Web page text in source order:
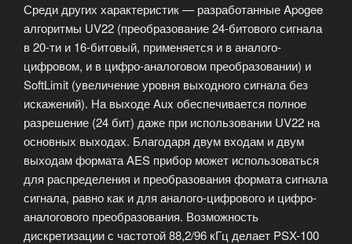
Среди других характеристик — разработанные Apogee
алгоритмы UV22 (преобразование 24-битового сигнала
в 20-ти и 16-битовый, применяется и в аналого-
цифровом, и в цифро-аналоговом преобразовании) и
SoftLimit (увеличение уровня выходного сигнала без
искажений). На выходе Aux обеспечивается полное
разрешение (24 бит) даже при использовании UV22 на
основных выходах. Благодаря двум входам и двум
выходам формата AES прибор может использоваться
для распределения и преобразования формата сигнала
сигнала, равно как и для аналого-цифрового и цифро-
аналогового преобразования. Возможность
дискретизации с частотой 88,2/96 кГц делает PSX-100